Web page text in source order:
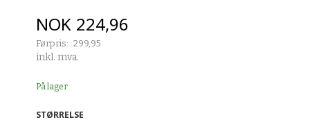
Tilbud
NOK 224,96
Førpris: 299,95
Rabatt
inkl. mva.
På lager
STØRRELSE